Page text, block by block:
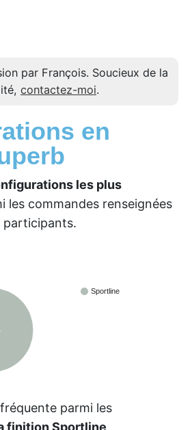
par François. Soucieux de la
contactez-moi.
en
les plus
les commandes renseignées
participants.
Sportline
parmi les
finition Sportline